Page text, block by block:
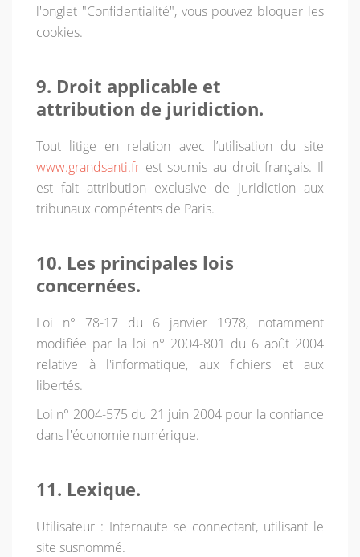
l'onglet "Confidentialité", vous pouvez bloquer les
cookies.
9. Droit applicable et
attribution de juridiction.
Tout litige en relation avec l’utilisation du site
www.grandsanti.fr est soumis au droit français. Il
est fait attribution exclusive de juridiction aux
tribunaux compétents de Paris.
10. Les principales lois
concernées.
Loi n° 78-17 du 6 janvier 1978, notamment
modifiée par la loi n° 2004-801 du 6 août 2004
relative à l'informatique, aux fichiers et aux
libertés.
Loi n° 2004-575 du 21 juin 2004 pour la confiance
dans l'économie numérique.
11. Lexique.
Utilisateur : Internaute se connectant, utilisant le
site susnommé.